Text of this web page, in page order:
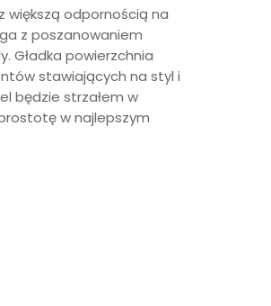
większą odpornością na
z poszanowaniem
Gładka powierzchnia
stawiających na styl i
będzie strzałem w
w najlepszym